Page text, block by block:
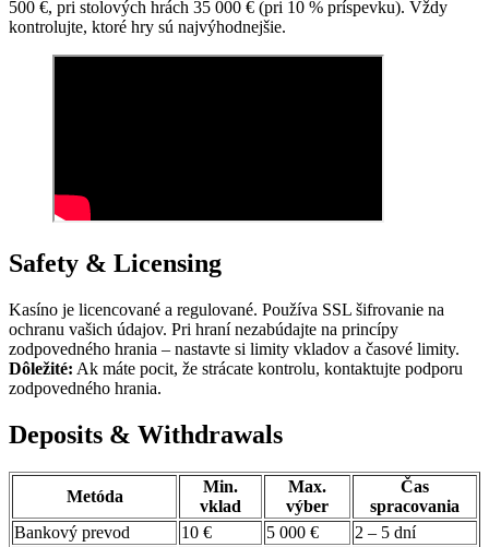
500 €, pri stolových hrách 35 000 € (pri 10 % príspevku). Vždy
kontrolujte, ktoré hry sú najvýhodnejšie.
Safety & Licensing
Kasíno je licencované a regulované. Používa SSL šifrovanie na
ochranu vašich údajov. Pri hraní nezabúdajte na princípy
zodpovedného hrania – nastavte si limity vkladov a časové limity.
Dôležité: Ak máte pocit, že strácate kontrolu, kontaktujte podporu
zodpovedného hrania.
Deposits & Withdrawals
Metóda
Min.
vklad
Max.
výber
Čas
spracovania
Bankový prevod
10 € 5 000 €
2 – 5 dní